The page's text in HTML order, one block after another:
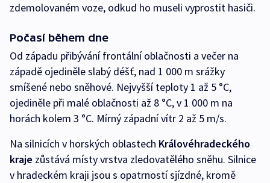
zdemolovaném voze, odkud ho museli vyprostit hasiči.
Počasí během dne
Od západu přibývání frontální oblačnosti a večer na
západě ojediněle slabý déšť, nad 1 000 m srážky
smíšené nebo sněhové. Nejvyšší teploty 1 až 5 °C,
ojediněle při malé oblačnosti až 8 °C, v 1 000 m na
horách kolem 3 °C. Mírný západní vítr 2 až 5 m/s.
Na silnicích v horských oblastech Královéhradeckého
kraje zůstává místy vrstva zledovatělého sněhu. Silnice
v hradeckém kraji jsou s opatrností sjízdné, kromě